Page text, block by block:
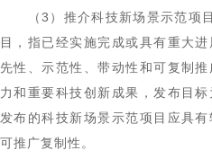
（3）推介科技新场景示范项目
目，指已经实施完成或具有重大
先性、示范性、带动性和可复制
力和重要科技创新成果，发布目
发布的科技新场景示范项目应具
可推广复制性。